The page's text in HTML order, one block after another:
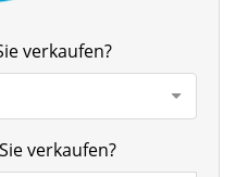
verkaufen?
verkaufen?